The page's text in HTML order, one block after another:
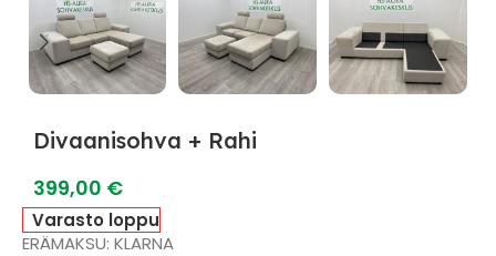
Divaanisohva + Rahi
399,00 €
Varasto loppu
ERÄMAKSU: KLARNA